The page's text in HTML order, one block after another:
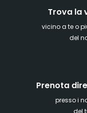
Trova la
vicino a te o
del
Prenota
presso i